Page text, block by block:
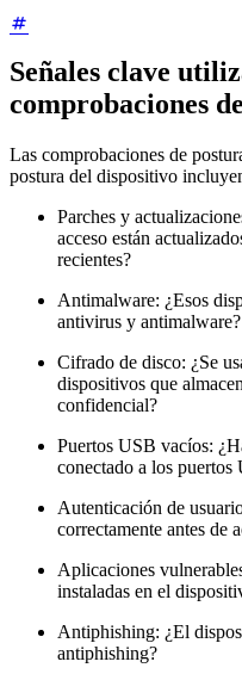
Señales clave
comprobaciones
Las comprobaciones de
postura del dispositivo
Parches y
acceso están
recientes?
Antimalware: ¿Esos
antivirus y antimalware?
Cifrado de disco: ¿Se
dispositivos que
confidencial?
Puertos USB vacíos:
conectado a los puertos
Autenticación de
correctamente antes de
Aplicaciones
instaladas en el
Antiphishing: ¿El
antiphishing?